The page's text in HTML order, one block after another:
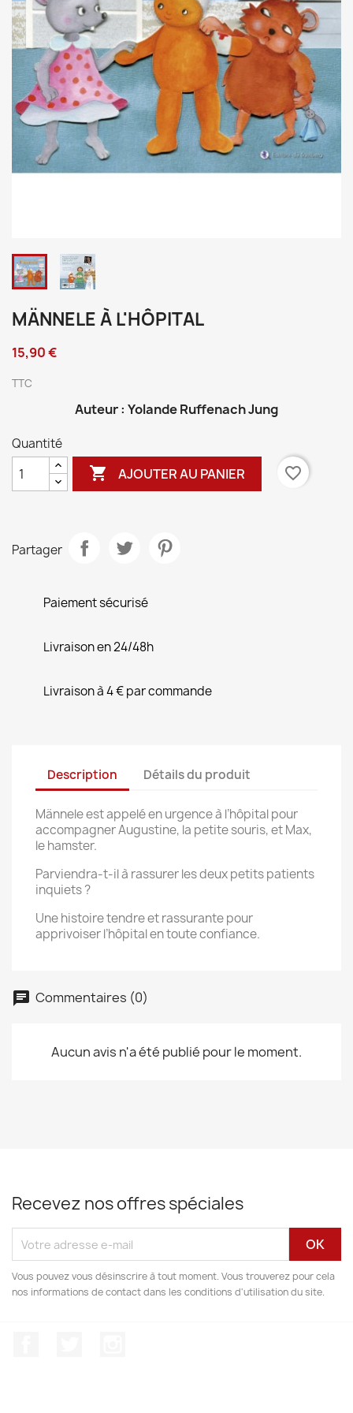
MÄNNELE À L'HÔPITAL
15,90 €
TTC
Auteur : Yolande Ruffenach Jung
Quantité
 AJOUTER AU PANIER favorite_border
Partager
Paiement sécurisé
Livraison en 24/48h
Livraison à 4 € par commande
Description Détails du produit
Männele est appelé en urgence à l’hôpital pour
accompagner Augustine, la petite souris, et Max,
le hamster.
Parviendra-t-il à rassurer les deux petits patients
inquiets ?
Une histoire tendre et rassurante pour
apprivoiser l’hôpital en toute confiance.
Commentaires (0)
Aucun avis n'a été publié pour le moment.
Recevez nos offres spéciales
Vous pouvez vous désinscrire à tout moment. Vous trouverez pour cela
nos informations de contact dans les conditions d'utilisation du site.